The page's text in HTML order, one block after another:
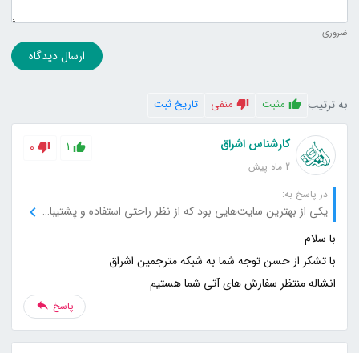
ضروری
ارسال دیدگاه
به ترتیب مثبت منفی تاریخ ثبت
کارشناس اشراق
2 ماه پیش
1
0
در پاسخ به:
یکی از بهترین سایت‌هایی بود که از نظر راحتی استفاده و پشتیبانی تجربه کردم.
انشاله منتظر سفارش های آتی شما هستیم
پاسخ